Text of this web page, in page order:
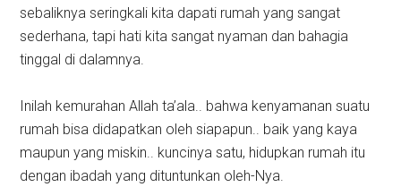
sebaliknya seringkali kita dapati rumah yang sangat
sederhana, tapi hati kita sangat nyaman dan bahagia
tinggal di dalamnya.
Inilah kemurahan Allah ta’ala.. bahwa kenyamanan suatu
rumah bisa didapatkan oleh siapapun.. baik yang kaya
maupun yang miskin.. kuncinya satu, hidupkan rumah itu
dengan ibadah yang dituntunkan oleh-Nya.